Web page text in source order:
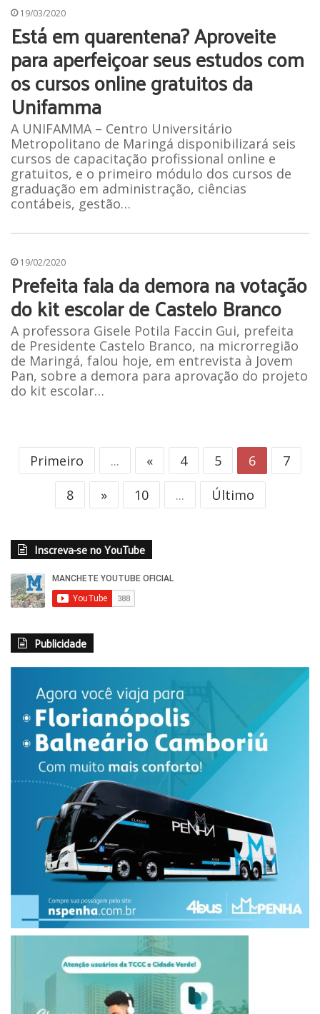
19/03/2020
Está em quarentena? Aproveite
para aperfeiçoar seus estudos com
os cursos online gratuitos da
Unifamma
A UNIFAMMA – Centro Universitário
Metropolitano de Maringá disponibilizará seis
cursos de capacitação profissional online e
gratuitos, e o primeiro módulo dos cursos de
graduação em administração, ciências
contábeis, gestão…
19/02/2020
Prefeita fala da demora na votação
do kit escolar de Castelo Branco
A professora Gisele Potila Faccin Gui, prefeita
de Presidente Castelo Branco, na microrregião
de Maringá, falou hoje, em entrevista à Jovem
Pan, sobre a demora para aprovação do projeto
do kit escolar…
Primeiro ... « 4 5 6
7
8
» 10 ... Último
Inscreva-se no YouTube
Publicidade